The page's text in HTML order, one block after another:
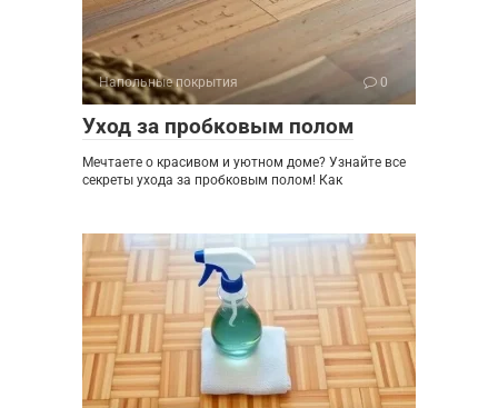
Напольные покрытия 0
Уход за пробковым полом
Мечтаете о красивом и уютном доме? Узнайте все
секреты ухода за пробковым полом! Как